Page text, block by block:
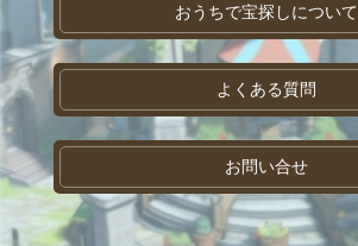
おうちで宝探しについて
よくある質問
お問い合せ